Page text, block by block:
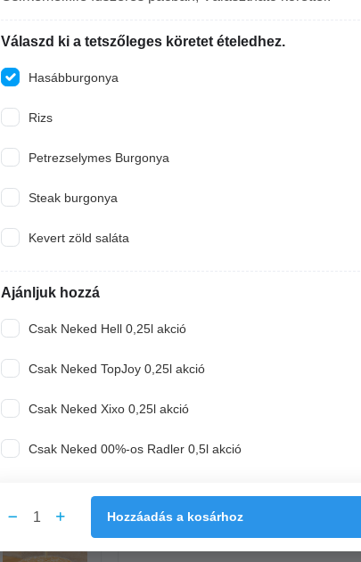
coleslaw saláta, bbq szósz
No1 Pulled Pork Baquette
No1 házi barbecue, lilahagymalekvár,
coleslaw saláta, paradicsom
Válaszd ki a tetszőleges köretet ételedhez.
Hasábburgonya
Rizs
Petrezselymes Burgonya
Steak burgonya
Kevert zöld saláta
Ajánljuk hozzá
Csak Neked Hell 0,25l akció
Csak Neked TopJoy 0,25l akció
Csak Neked Xixo 0,25l akció
Csak Neked 00%-os Radler 0,5l akció
1 Hozzáadás a kosárhoz